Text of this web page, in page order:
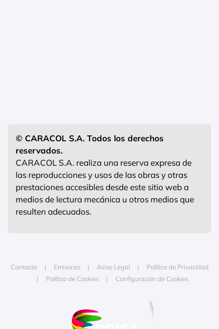
© CARACOL S.A. Todos los derechos
reservados.
CARACOL S.A. realiza una reserva expresa de
las reproducciones y usos de las obras y otras
prestaciones accesibles desde este sitio web a
medios de lectura mecánica u otros medios que
resulten adecuados.
Contacta Emisoras Aviso Legal
Política de Privacidad
Política de Cookies
Configuración de Cookies